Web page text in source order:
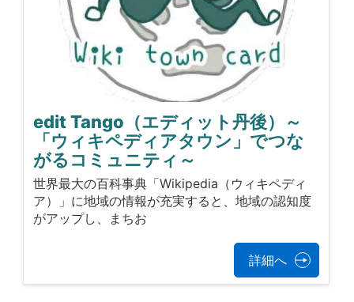
edit Tango（エディット丹後）～
「ウィキペディアタウン」でつな
がるコミュニティ～
世界最大の百科事典「Wikipedia（ウィキペディ
ア）」に地域の情報が充実すると、地域の認知度
がアップし、まちお
詳細へ